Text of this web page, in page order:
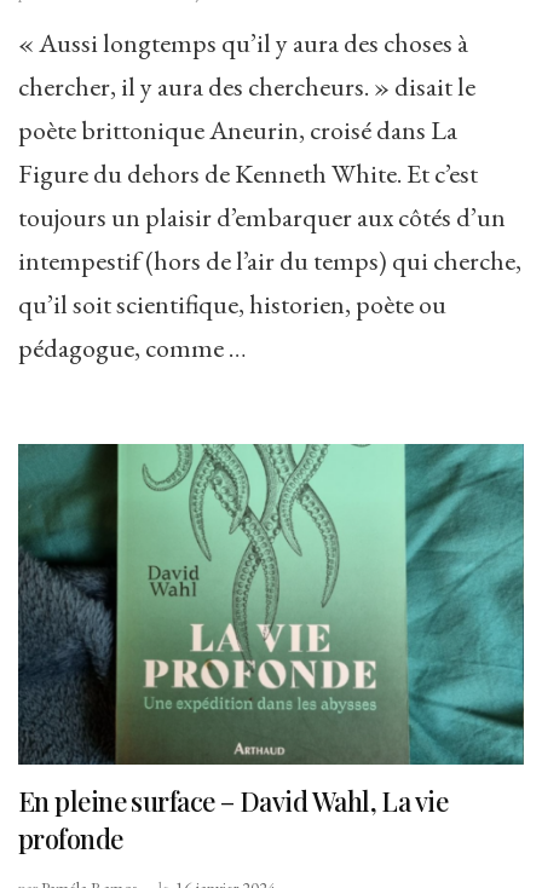
« Aussi longtemps qu’il y aura des choses à
chercher, il y aura des chercheurs. » disait le
poète brittonique Aneurin, croisé dans La
Figure du dehors de Kenneth White. Et c’est
toujours un plaisir d’embarquer aux côtés d’un
intempestif (hors de l’air du temps) qui cherche,
qu’il soit scientifique, historien, poète ou
pédagogue, comme …
En pleine surface – David Wahl, La vie
profonde